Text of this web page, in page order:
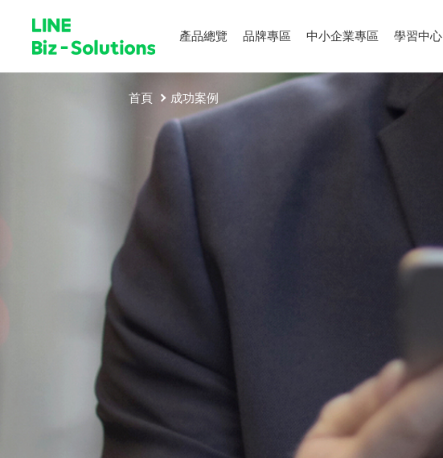
產品總覽 品牌專區 中小企業專區 學習中心
首頁 成功案例